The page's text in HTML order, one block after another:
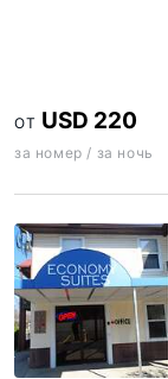
ОТ USD 220
за номер / за ночь